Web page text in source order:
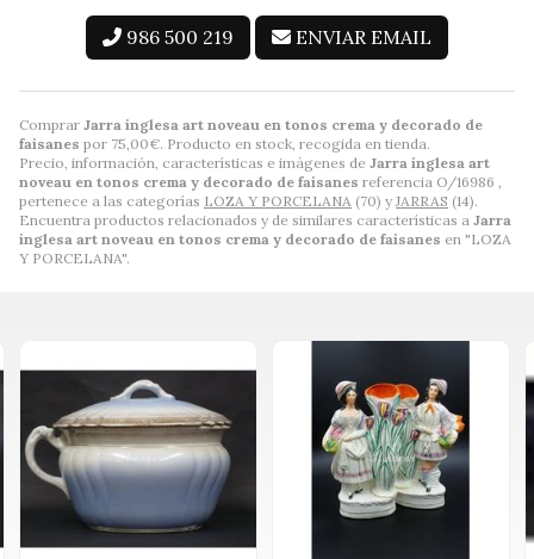
Comprar Jarra inglesa art noveau en tonos crema y decorado de
faisanes por 75,00€. Producto en stock, recogida en tienda.
Precio, información, características e imágenes de Jarra inglesa art
noveau en tonos crema y decorado de faisanes referencia O/16986 ,
pertenece a las categorías LOZA Y PORCELANA (70) y JARRAS (14).
Encuentra productos relacionados y de similares características a Jarra
inglesa art noveau en tonos crema y decorado de faisanes en "LOZA
Y PORCELANA".
986 500 219 ENVIAR EMAIL